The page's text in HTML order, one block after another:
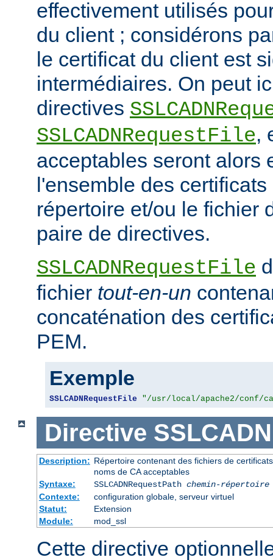
effectivement utilisés
du client ; considérons
le certificat du client est
intermédiaires. On peut
directives
SSLCADNRequestFile,
acceptables seront alors
l'ensemble des
répertoire et/ou le fichier
paire de directives.
SSLCADNRequestFile
fichier tout-en-un
concaténation des
PEM.
Exemple
SSLCADNRequestFile "/usr/local/apache2/conf/
Directive
Description: Répertoire contenant des fichiers de
noms de CA acceptables
Syntaxe:
SSLCADNRequestPath chemin-répertoire
Contexte:
configuration globale, serveur virtuel
Statut:
Extension
Module:
mod_ssl
Cette directive